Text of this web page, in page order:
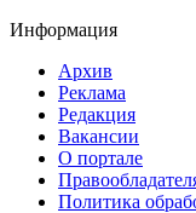
Информация
Архив
Реклама
Редакция
Вакансии
О портале
Политика